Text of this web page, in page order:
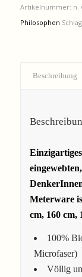
Artikelnummer: n.
Philosophen
Beschreibung
Meterware
cm, 160 cm,
100%
Microfaser)
Völlig